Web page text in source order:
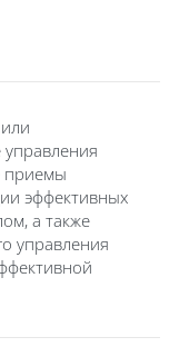
приемы
эффективных
а также
управления